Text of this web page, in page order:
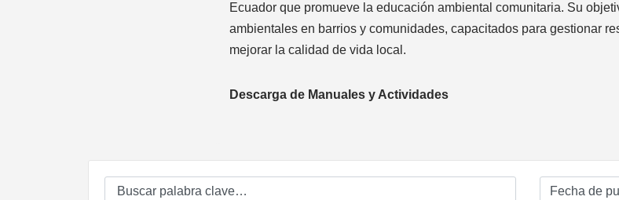
Ecuador que promueve la educación ambiental comunitaria. Su
ambientales en barrios y comunidades, capacitados para gestionar
mejorar la calidad de vida local.
Descarga de Manuales y Actividades